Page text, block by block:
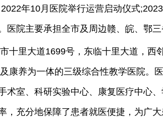
年10月医院举行运营启动仪式
医院主要承担全市及周边赣、皖、鄂
十里大道1699号，东临十里大道，
康养为一体的三级综合性教学医院。
术室、科研实验中心、康复医疗中心
，充分地保障了患者就医便捷，为广